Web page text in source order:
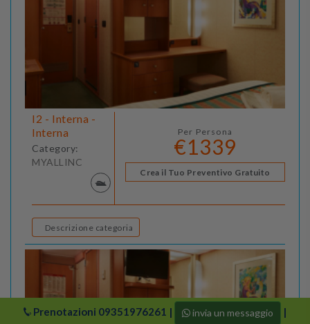
I2 - Interna -
Interna
Category:
MYALLINC
Per Persona
€1339
Crea il Tuo Preventivo Gratuito
Descrizione categoria
Prenotazioni 09351976261 | invia un messaggio |